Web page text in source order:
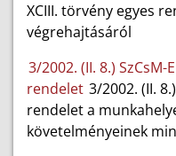
XCIII. törvény egyes
végrehajtásáról
3/2002. (II. 8.) SzCsM-
rendelet 3/2002. (II.
rendelet a
követelményeinek